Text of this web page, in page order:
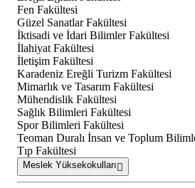
Fen Fakültesi
Güzel Sanatlar Fakültesi
İktisadi ve İdari Bilimler Fakültesi
İlahiyat Fakültesi
İletişim Fakültesi
Karadeniz Ereğli Turizm Fakültesi
Mimarlık ve Tasarım Fakültesi
Mühendislik Fakültesi
Sağlık Bilimleri Fakültesi
Spor Bilimleri Fakültesi
Teoman Duralı İnsan ve Toplum
Tıp Fakültesi
Meslek Yüksekokulları